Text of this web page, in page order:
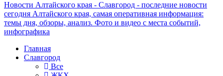
Новости Алтайского края - Славгород - последние новости
сегодня Алтайского края, самая оперативная информация:
темы дня, обзоры, анализ. Фото и видео с места событий,
инфографика
Главная
Славгород
Все